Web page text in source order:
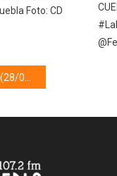
Foto: CD
confinamiento